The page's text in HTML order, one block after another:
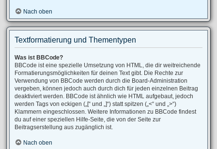
Nach oben
Textformatierung und Thementypen
Was ist BBCode?
BBCode ist eine spezielle Umsetzung von HTML, die dir weitreichende
Formatierungsmöglichkeiten für deinen Text gibt. Die Rechte zur
Verwendung von BBCode werden durch die Board-Administration
vergeben, können jedoch auch durch dich für jeden einzelnen Beitrag
deaktiviert werden. BBCode ist ähnlich wie HTML aufgebaut, jedoch
werden Tags von eckigen („[“ und „]“) statt spitzen („<“ und „>“)
Klammern eingeschlossen. Weitere Informationen zu BBCode findest
du auf einer speziellen Hilfe-Seite, die von der Seite zur
Beitragserstellung aus zugänglich ist.
Nach oben